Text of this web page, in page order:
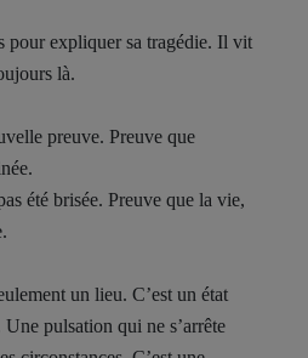
pour expliquer sa tragédie. Il vit
là.
preuve. Preuve que
été brisée. Preuve que la vie,
un lieu. C’est un état
pulsation qui ne s’arrête